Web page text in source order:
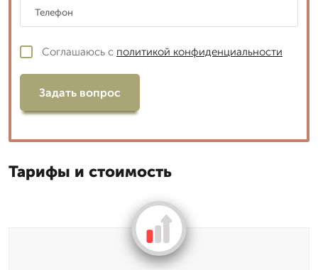
Соглашаюсь с политикой конфиденциальности
Задать вопрос
Тарифы и стоимость